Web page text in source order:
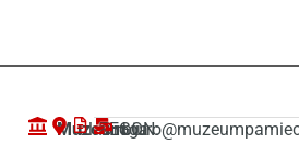
Muzeum
ul. Droga
REGON: